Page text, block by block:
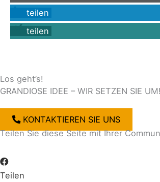
teilen
teilen
Los geht’s!
GRANDIOSE IDEE – WIR SETZEN SIE UM!
KONTAKTIEREN SIE UNS
Teilen Sie diese Seite mit Ihrer
Teilen